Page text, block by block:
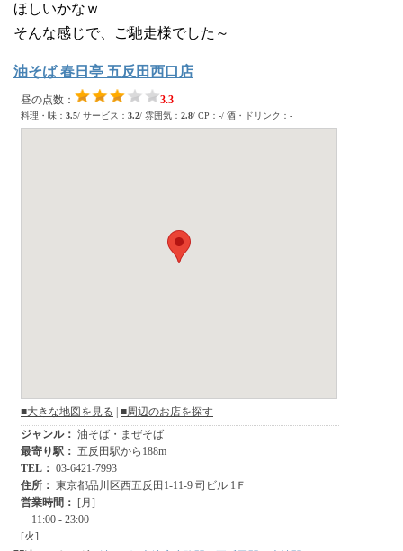
ほしいかなｗ
そんな感じで、ご馳走様でした～
油そば 春日亭 五反田西口店